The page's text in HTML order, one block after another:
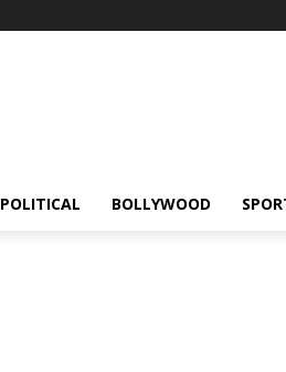
POLITICAL BOLLYWOOD